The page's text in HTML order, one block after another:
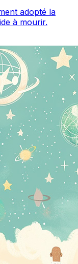
adopté la
à mourir.